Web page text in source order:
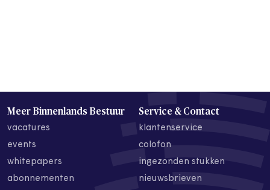
Meer Binnenlands Bestuur
vacatures
events
whitepapers
abonnementen
Service & Contact
klantenservice
colofon
ingezonden stukken
nieuwsbrieven